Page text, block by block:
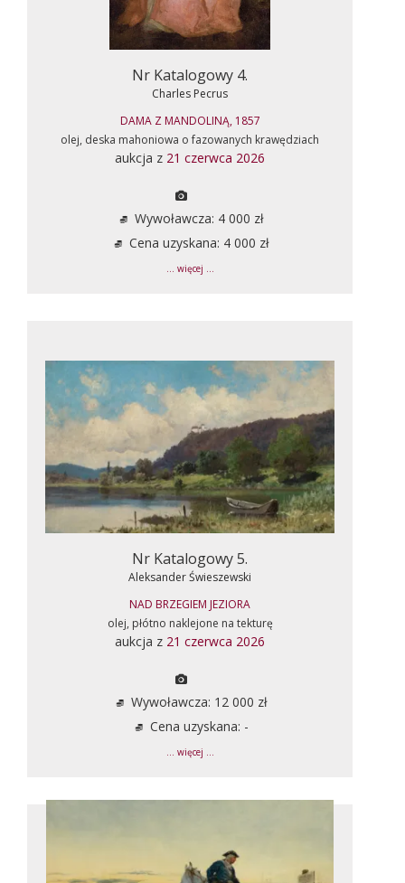
Nr Katalogowy 4.
Charles Pecrus
DAMA Z MANDOLINĄ, 1857
olej, deska mahoniowa o fazowanych krawędziach
aukcja z 21 czerwca 2026
Wywoławcza: 4 000 zł
Cena uzyskana: 4 000 zł
... więcej ...
Nr Katalogowy 5.
Aleksander Świeszewski
NAD BRZEGIEM JEZIORA
olej, płótno naklejone na tekturę
aukcja z 21 czerwca 2026
Wywoławcza: 12 000 zł
Cena uzyskana: -
... więcej ...